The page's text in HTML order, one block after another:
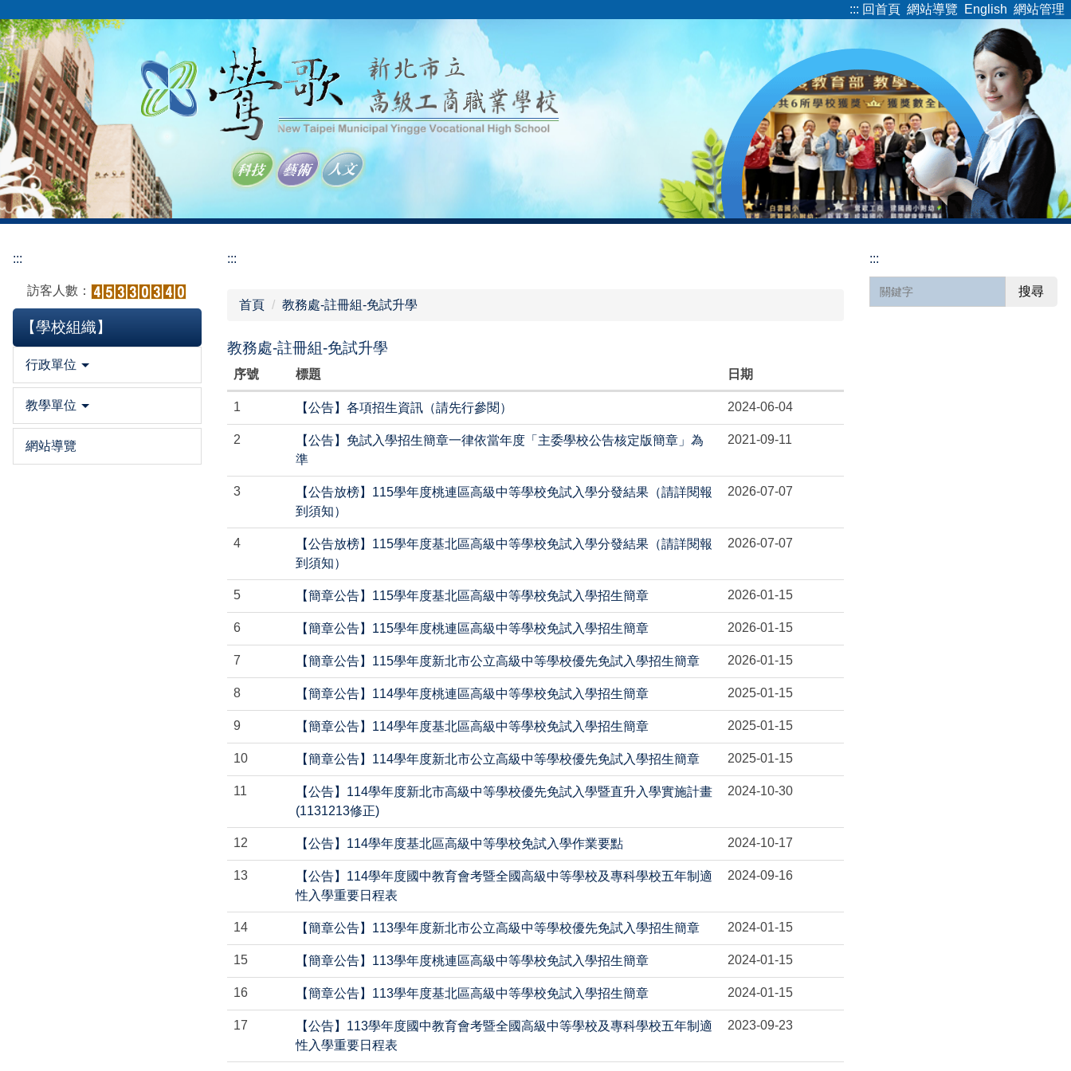
到
主
要
內
容
區
::: 回首頁 網站導覽 English 網站管理
:::
訪客人數：
【學校組織】
行政單位
教學單位
網站導覽
:::
首頁 教務處-註冊組-免試升學
教務處-註冊組-免試升學
序號 標題 日期
1 【公告】各項招生資訊（請先行參閱） 2024-06-04
2
【公告】免試入學招生簡章一律依當年度「主委學校公告核定版簡章」為
準
2021-09-11
3
【公告放榜】115學年度桃連區高級中等學校免試入學分發結果（請詳閱報
到須知）
2026-07-07
4
【公告放榜】115學年度基北區高級中等學校免試入學分發結果（請詳閱報
到須知）
2026-07-07
5 【簡章公告】115學年度基北區高級中等學校免試入學招生簡章 2026-01-15
6 【簡章公告】115學年度桃連區高級中等學校免試入學招生簡章 2026-01-15
7 【簡章公告】115學年度新北市公立高級中等學校優先免試入學招生簡章 2026-01-15
8 【簡章公告】114學年度桃連區高級中等學校免試入學招生簡章 2025-01-15
9 【簡章公告】114學年度基北區高級中等學校免試入學招生簡章 2025-01-15
10 【簡章公告】114學年度新北市公立高級中等學校優先免試入學招生簡章 2025-01-15
11
【公告】114學年度新北市高級中等學校優先免試入學暨直升入學實施計畫
(1131213修正)
2024-10-30
12 【公告】114學年度基北區高級中等學校免試入學作業要點 2024-10-17
13
【公告】114學年度國中教育會考暨全國高級中等學校及專科學校五年制適
性入學重要日程表
2024-09-16
14 【簡章公告】113學年度新北市公立高級中等學校優先免試入學招生簡章 2024-01-15
15 【簡章公告】113學年度桃連區高級中等學校免試入學招生簡章 2024-01-15
16 【簡章公告】113學年度基北區高級中等學校免試入學招生簡章 2024-01-15
17
【公告】113學年度國中教育會考暨全國高級中等學校及專科學校五年制適
性入學重要日程表
2023-09-23
:::
搜尋